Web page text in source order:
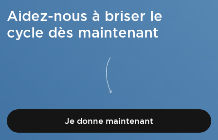
Aidez-nous à briser le
cycle dès maintenant
Je donne maintenant